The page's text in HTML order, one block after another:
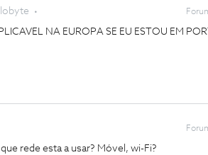
NA EUROPA SE EU ESTOU EM
que rede esta a usar? Móvel, wi-Fi?